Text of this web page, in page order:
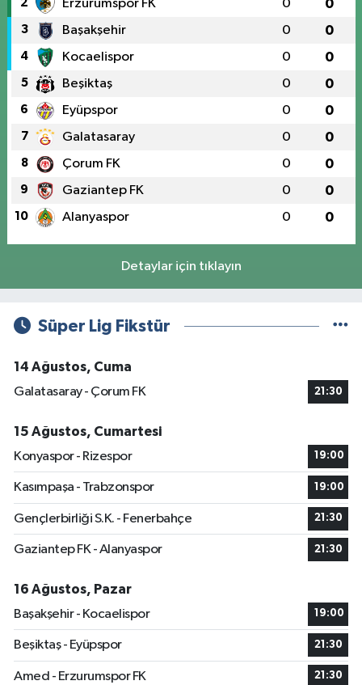
2 Erzurumspor FK 0 0
3 Başakşehir 0 0
4 Kocaelispor 0 0
5 Beşiktaş 0 0
6 Eyüpspor 0 0
7 Galatasaray 0 0
8 Çorum FK 0 0
9 Gaziantep FK 0 0
10 Alanyaspor 0 0
Detaylar için tıklayın
Süper Lig Fikstür
14 Ağustos, Cuma
Galatasaray - Çorum FK
21:30
15 Ağustos, Cumartesi
Konyaspor - Rizespor
19:00
Kasımpaşa - Trabzonspor 19:00
Gençlerbirliği S.K. - Fenerbahçe 21:30
Gaziantep FK - Alanyaspor 21:30
16 Ağustos, Pazar
Başakşehir - Kocaelispor
19:00
Beşiktaş - Eyüpspor 21:30
Amed - Erzurumspor FK 21:30